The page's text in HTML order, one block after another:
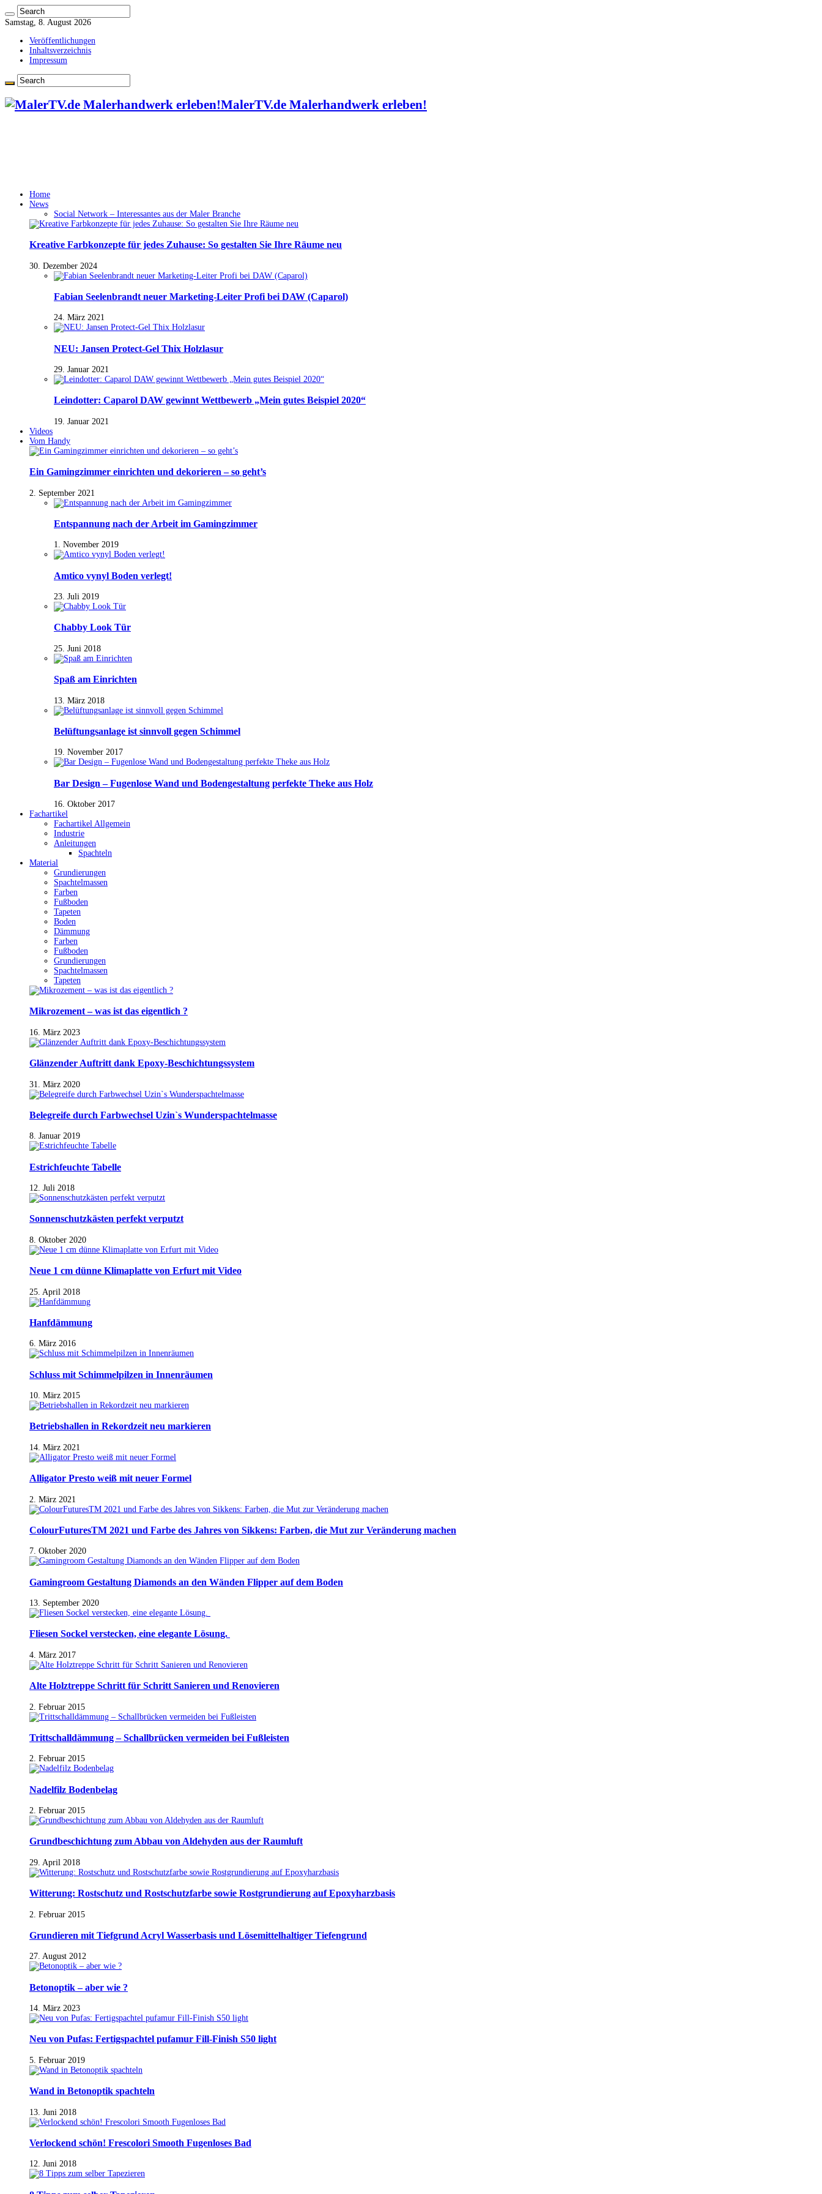
Samstag, 8. August 2026
Veröffentlichungen
Inhaltsverzeichnis
Impressum
MalerTV.de Malerhandwerk erleben!
Home
News
Social Network – Interessantes aus der Maler Branche
Kreative Farbkonzepte für jedes Zuhause: So gestalten Sie Ihre Räume neu
30. Dezember 2024
Fabian Seelenbrandt neuer Marketing-Leiter Profi bei DAW (Caparol)
24. März 2021
NEU: Jansen Protect-Gel Thix Holzlasur
29. Januar 2021
Leindotter: Caparol DAW gewinnt Wettbewerb „Mein gutes Beispiel 2020“
19. Januar 2021
Videos
Vom Handy
Ein Gamingzimmer einrichten und dekorieren – so geht’s
2. September 2021
Entspannung nach der Arbeit im Gamingzimmer
1. November 2019
Amtico vynyl Boden verlegt!
23. Juli 2019
Chabby Look Tür
25. Juni 2018
Spaß am Einrichten
13. März 2018
Belüftungsanlage ist sinnvoll gegen Schimmel
19. November 2017
Bar Design – Fugenlose Wand und Bodengestaltung perfekte Theke aus Holz
16. Oktober 2017
Fachartikel
Fachartikel Allgemein
Industrie
Anleitungen
Spachteln
Material
Grundierungen
Spachtelmassen
Farben
Fußboden
Tapeten
Boden
Dämmung
Farben
Fußboden
Grundierungen
Spachtelmassen
Tapeten
Mikrozement – was ist das eigentlich ?
16. März 2023
Glänzender Auftritt dank Epoxy-Beschichtungssystem
31. März 2020
Belegreife durch Farbwechsel Uzin`s Wunderspachtelmasse
8. Januar 2019
Estrichfeuchte Tabelle
12. Juli 2018
Sonnenschutzkästen perfekt verputzt
8. Oktober 2020
Neue 1 cm dünne Klimaplatte von Erfurt mit Video
25. April 2018
Hanfdämmung
6. März 2016
Schluss mit Schimmelpilzen in Innenräumen
10. März 2015
Betriebshallen in Rekordzeit neu markieren
14. März 2021
Alligator Presto weiß mit neuer Formel
2. März 2021
ColourFuturesTM 2021 und Farbe des Jahres von Sikkens: Farben, die Mut zur Veränderung machen
7. Oktober 2020
Gamingroom Gestaltung Diamonds an den Wänden Flipper auf dem Boden
13. September 2020
Fliesen Sockel verstecken, eine elegante Lösung.
4. März 2017
Alte Holztreppe Schritt für Schritt Sanieren und Renovieren
2. Februar 2015
Trittschalldämmung – Schallbrücken vermeiden bei Fußleisten
2. Februar 2015
Nadelfilz Bodenbelag
2. Februar 2015
Grundbeschichtung zum Abbau von Aldehyden aus der Raumluft
29. April 2018
Witterung: Rostschutz und Rostschutzfarbe sowie Rostgrundierung auf Epoxyharzbasis
2. Februar 2015
Grundieren mit Tiefgrund Acryl Wasserbasis und Lösemittelhaltiger Tiefengrund
27. August 2012
Betonoptik – aber wie ?
14. März 2023
Neu von Pufas: Fertigspachtel pufamur Fill-Finish S50 light
5. Februar 2019
Wand in Betonoptik spachteln
13. Juni 2018
Verlockend schön! Frescolori Smooth Fugenloses Bad
12. Juni 2018